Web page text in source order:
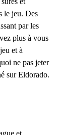
le jeu. Des
par les
plus à vous
et à
ne pas jeter
sur Eldorado.
et